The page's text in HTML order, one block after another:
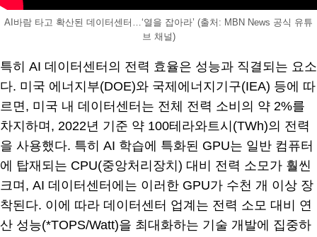
AI바람 타고 확산된 데이터센터…‘열을 잡아라’ (출처: MBN News 공식 유튜
브 채널)
특히 AI 데이터센터의 전력 효율은 성능과 직결되는 요소
다. 미국 에너지부(DOE)와 국제에너지기구(IEA) 등에 따
르면, 미국 내 데이터센터는 전체 전력 소비의 약 2%를
차지하며, 2022년 기준 약 100테라와트시(TWh)의 전력
을 사용했다. 특히 AI 학습에 특화된 GPU는 일반 컴퓨터
에 탑재되는 CPU(중앙처리장치) 대비 전력 소모가 훨씬
크며, AI 데이터센터에는 이러한 GPU가 수천 개 이상 장
착된다. 이에 따라 데이터센터 업계는 전력 소모 대비 연
산 성능(*TOPS/Watt)을 최대화하는 기술 개발에 집중하